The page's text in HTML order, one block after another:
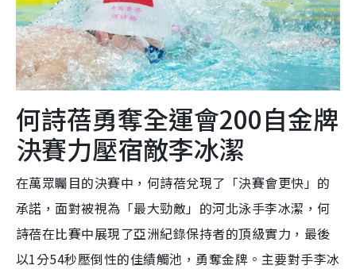
何詩蓓勇奪全運會200自金牌
決賽力壓宿敵李冰潔
在萬眾矚目的決賽中，何詩蓓兌現了「決賽會更快」的
承諾，面對被視為「最大勁敵」的河北泳手李冰潔，何
詩蓓在比賽中展現了亞洲紀錄保持者的頂級實力，最後
以1分54秒壓倒性的佳績觸池，勇奪金牌。主要對手李冰